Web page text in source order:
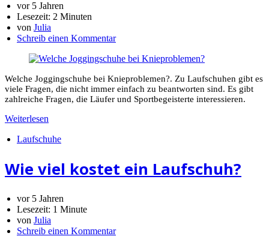
vor 5 Jahren
Lesezeit: 2 Minuten
von Julia
Schreib einen Kommentar
Welche Joggingschuhe bei Knieproblemen?. Zu Laufschuhen gibt es
viele Fragen, die nicht immer einfach zu beantworten sind. Es gibt
zahlreiche Fragen, die Läufer und Sportbegeisterte interessieren.
Weiterlesen
Laufschuhe
Wie viel kostet ein Laufschuh?
vor 5 Jahren
Lesezeit: 1 Minute
von Julia
Schreib einen Kommentar